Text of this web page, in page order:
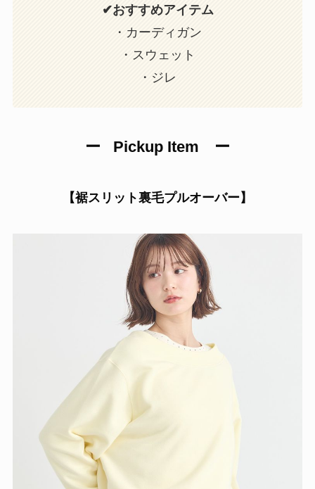
✔おすすめアイテム
・カーディガン
・スウェット
・ジレ
ー Pickup Item ー
【裾スリット裏毛プルオーバー】